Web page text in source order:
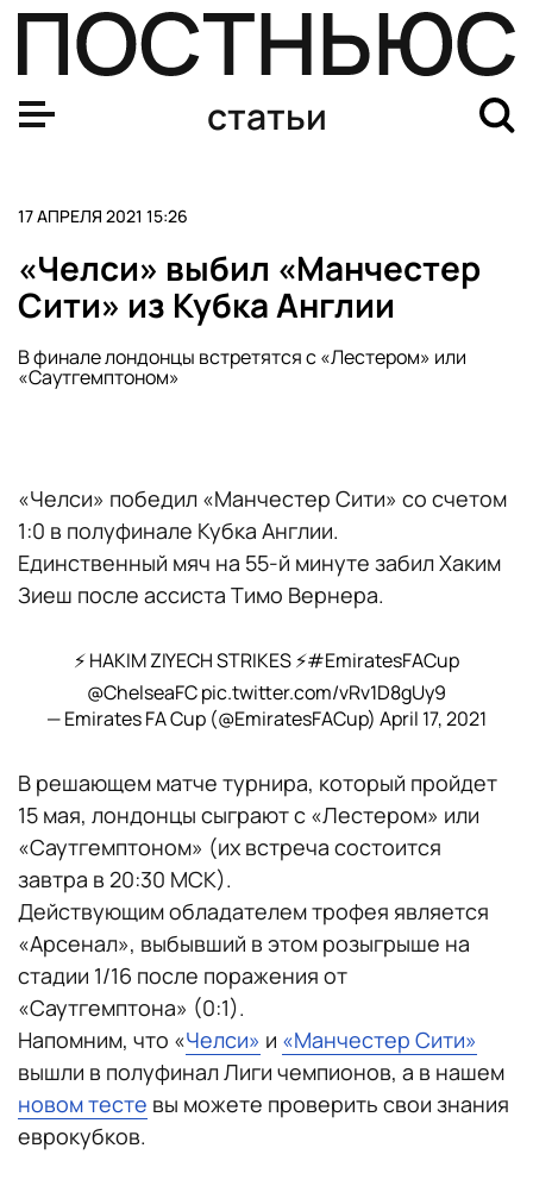
статьи
17 АПРЕЛЯ 2021 15:26
«Челси» выбил «Манчестер
Сити» из Кубка Англии
В финале лондонцы встретятся с «Лестером» или
«Саутгемптоном»
«Челси» победил «Манчестер Сити» со счетом
1:0 в полуфинале Кубка Англии.
Единственный мяч на 55-й минуте забил Хаким
Зиеш после ассиста Тимо Вернера.
⚡ HAKIM ZIYECH STRIKES ⚡#EmiratesFACup
@ChelseaFCpic.twitter.com/vRv1D8gUy9
— Emirates FA Cup (@EmiratesFACup) April 17, 2021
В решающем матче турнира, который пройдет
15 мая, лондонцы сыграют с «Лестером» или
«Саутгемптоном» (их встреча состоится
завтра в 20:30 МСК).
Действующим обладателем трофея является
«Арсенал», выбывший в этом розыгрыше на
стадии 1/16 после поражения от
«Саутгемптона» (0:1).
Напомним, что «Челси» и «Манчестер Сити»
вышли в полуфинал Лиги чемпионов, а в нашем
новом тесте вы можете проверить свои знания
еврокубков.
На Кубани обнаружили античные монеты